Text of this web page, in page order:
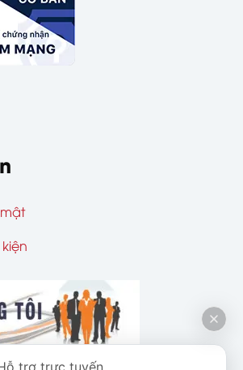
trợ trực tuyến